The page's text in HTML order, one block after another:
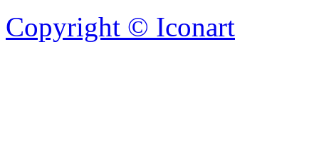
Copyright © Iconart